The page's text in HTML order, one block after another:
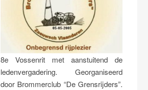
8e Vossenrit met aanstuitend de
ledenvergadering. Georganiseerd
door Brommerclub “De Grensrijders”.